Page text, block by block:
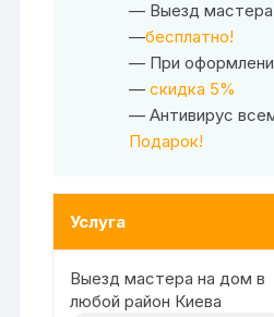
— Выезд
—бесплатно!
— При
—скидка 5%
— Антивирус
Подарок!
Услуга
Выезд мастера на дом в
любой район Киева